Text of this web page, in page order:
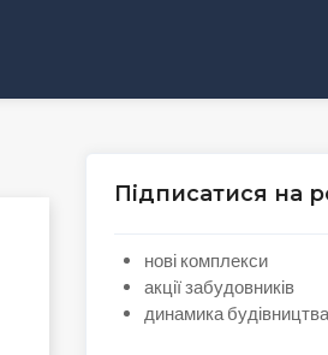
Підписатися на
нові комплекси
акції забудовників
динамика будівництва